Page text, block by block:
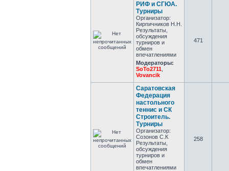
РИФ и СГЮА.
Турниры
Организатор:
Кирпичников Н.Н.
Результаты,
обсуждения
турниров и
обмен
впечатлениями
Модераторы:
SoTo2711
Vovancik
471
Саратовская
Федерация
настольного
теннис и СК
Строитель.
Турниры
Организатор:
Созонов С.К
Результаты,
обсуждения
турниров и
обмен
впечатлениями
258